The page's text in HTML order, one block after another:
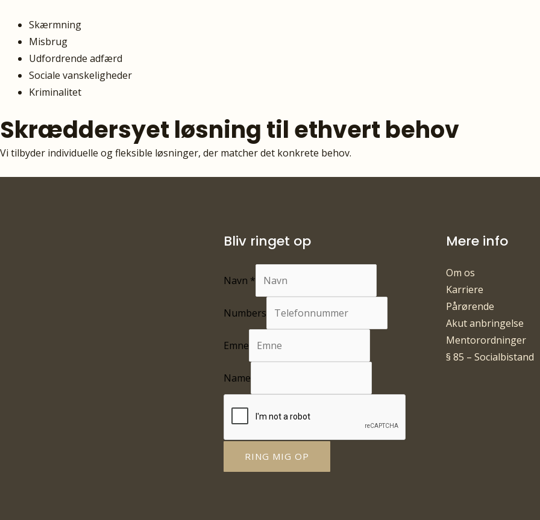
Skærmning
Misbrug
Udfordrende adfærd
Sociale vanskeligheder
Kriminalitet
Skræddersyet løsning til ethvert behov
Vi tilbyder individuelle og fleksible løsninger, der matcher det konkrete behov.
Bliv ringet op
Navn *
Numbers
Emne
Name
RING MIG OP
Mere info
Om os
Karriere
Pårørende
Akut anbringelse
Mentorordninger
§ 85 – Socialbistand